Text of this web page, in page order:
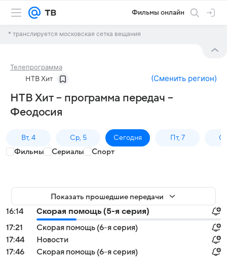
Фильмы онлайн
* транслируется московская сетка вещания
Телепрограмма
НТВ Хит (Сменить регион)
НТВ Хит – программа передач –
Феодосия
Вт, 4 Ср, 5 Сегодня Пт, 7
Фильмы Сериалы Спорт
Показать прошедшие передачи
16:14
Скорая помощь (5-я серия)
17:21
Скорая помощь (6-я серия)
17:44
Новости
17:46
Скорая помощь (6-я серия)